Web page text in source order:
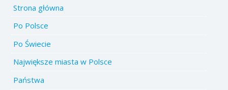
Strona główna
Po Polsce
Po Świecie
Największe miasta w Polsce
Państwa